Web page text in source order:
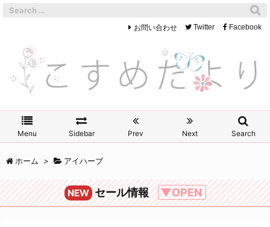
Menu Sidebar Prev Next Search
お問い合わせ Twitter Facebook
ホーム > アイハーブ
NEW セール情報 ▼OPEN